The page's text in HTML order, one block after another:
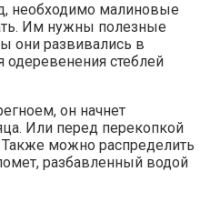
необходимо малиновые
Им нужны полезные
они развивались в
стеблей
он начнет
Или перед перекопкой
Также можно распределить
разбавленный водой